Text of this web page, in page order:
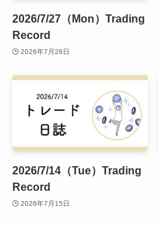
2026/7/27（Mon）Trading
Record
2026年7月28日
2026/7/14（Tue）Trading
Record
2026年7月15日